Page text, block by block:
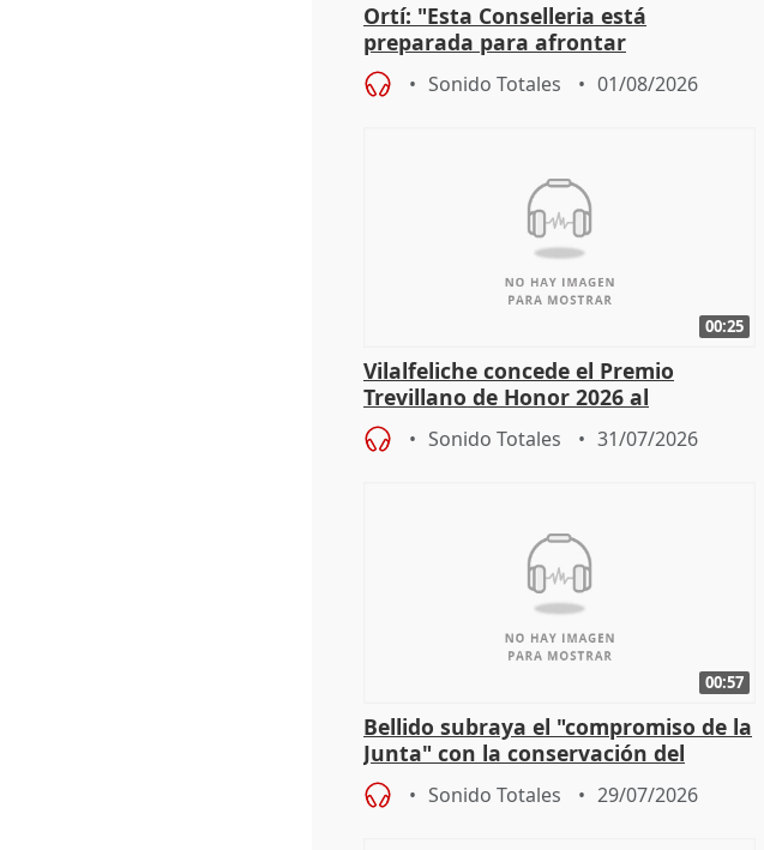
Ortí: "Esta Conselleria está
preparada para afrontar
absolutamente todos los escenarios"
Sonido Totales 01/08/2026
00:25
Vilalfeliche concede el Premio
Trevillano de Honor 2026 al
periodista Xabier Fortes
Sonido Totales 31/07/2026
00:57
Bellido subraya el "compromiso de la
Junta" con la conservación del
patrimonio en Córdoba
Sonido Totales 29/07/2026